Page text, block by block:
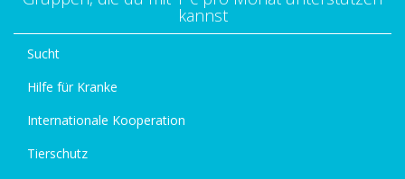
kannst
Sucht
Hilfe für Kranke
Internationale Kooperation
Tierschutz